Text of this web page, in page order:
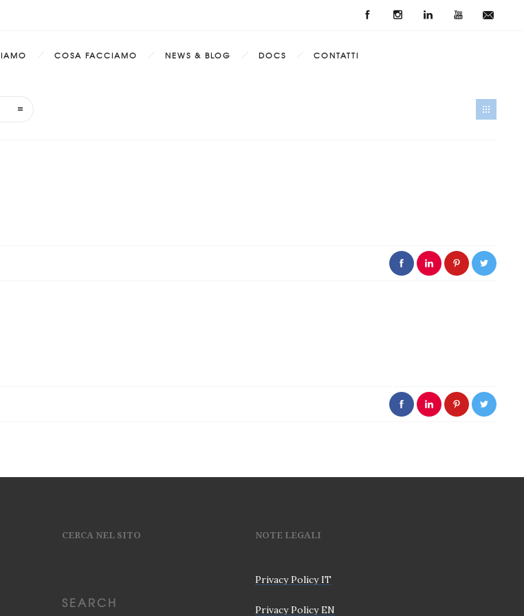
COSA FACCIAMO NEWS & BLOG DOCS CONTATTI
CERCA NEL SITO
SEARCH
NOTE LEGALI
Privacy Policy IT
Privacy Policy EN